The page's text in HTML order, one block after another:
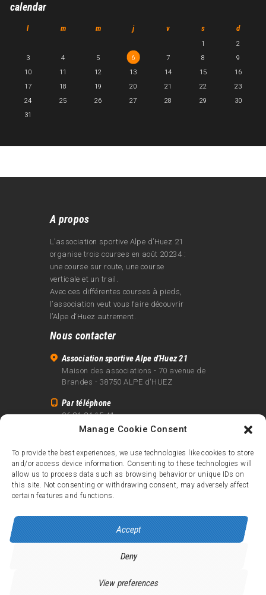
Manage Cookie Consent
To provide the best experiences, we use technologies like cookies to store
and/or access device information. Consenting to these technologies will
allow us to process data such as browsing behavior or unique IDs on
this site. Not consenting or withdrawing consent, may adversely affect
certain features and functions.
Accept
Deny
View preferences
calendar
l m m j v s d
1
2
3
4 5 6 7 8
9
10
11 12 13 14 15
16
17
18 19 20 21 22
23
24
25 26 27 28 29
30
31
A propos
L’association sportive Alpe d’Huez 21
organise trois courses en août 20234 :
une course sur route, une course
verticale et un trail.
Avec ces différentes courses à pieds,
l’association veut vous faire découvrir
l’Alpe d‘Huez autrement.
Nous contacter
Association sportive Alpe d'Huez 21
Maison des associations - 70 avenue de
Brandes - 38750 ALPE d'HUEZ
Par téléphone
06 81 24 15 41
info@alpe21.fr
Mentions légales
Contact
crédits